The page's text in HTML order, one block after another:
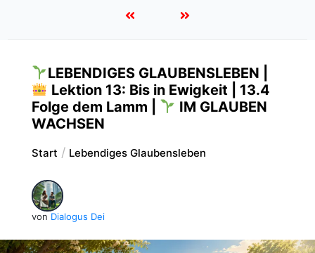
LEBENDIGES GLAUBENSLEBEN |
Lektion 13: Bis in Ewigkeit | 13.4
Folge dem Lamm |
IM GLAUBEN
WACHSEN
Start Lebendiges Glaubensleben
von Dialogus Dei